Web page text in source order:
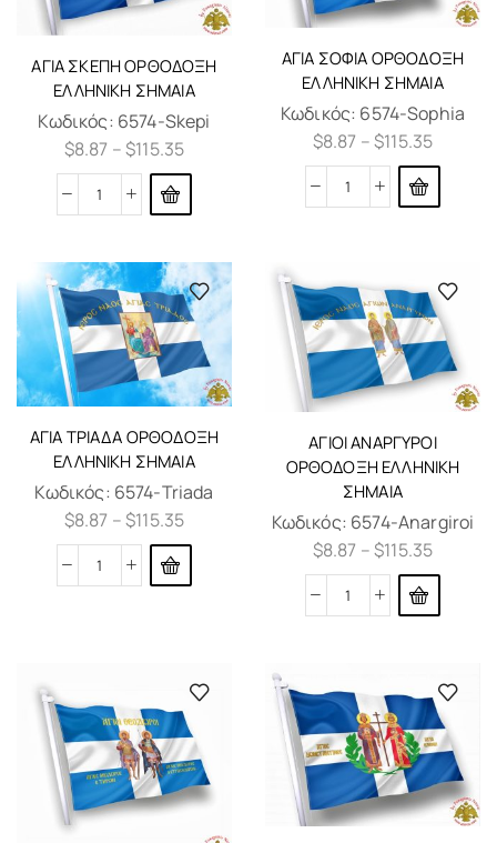
ΑΓΊΑ ΣΚΈΠΗ ΟΡΘΌΔΟΞΗ
ΕΛΛΗΝΙΚΗ ΣΗΜΑΊΑ
Κωδικός: 6574-Skepi
$8.87 –$115.35
ΑΓΊΑ ΣΟΦΊΑ ΟΡΘΌΔΟΞΗ
ΕΛΛΗΝΙΚΗ ΣΗΜΑΊΑ
Κωδικός: 6574-Sophia
$8.87 –$115.35
ΑΓΊΑ ΤΡΙΆΔΑ ΟΡΘΌΔΟΞΗ
ΕΛΛΗΝΙΚΗ ΣΗΜΑΊΑ
Κωδικός: 6574-Triada
$8.87 –$115.35
ΆΓΙΟΙ ΑΝΆΡΓΥΡΟΙ
ΟΡΘΌΔΟΞΗ ΕΛΛΗΝΙΚΗ
ΣΗΜΑΊΑ
Κωδικός: 6574-Anargiroi
$8.87 –$115.35